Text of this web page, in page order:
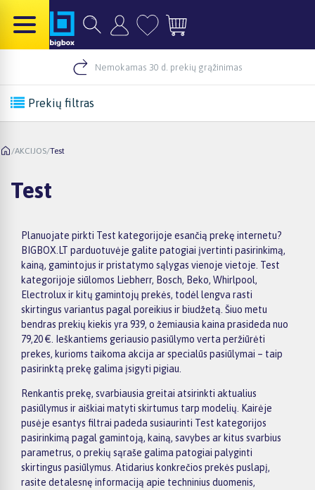
Nemokamas 30 d. prekių grąžinimas
Prekių filtras
/AKCIJOS/Test
Test
Planuojate pirkti Test kategorijoje esančią prekę internetu?
BIGBOX.LT parduotuvėje galite patogiai įvertinti pasirinkimą,
kainą, gamintojus ir pristatymo sąlygas vienoje vietoje. Test
kategorijoje siūlomos Liebherr, Bosch, Beko, Whirlpool,
Electrolux ir kitų gamintojų prekės, todėl lengva rasti
skirtingus variantus pagal poreikius ir biudžetą. Šiuo metu
bendras prekių kiekis yra 939, o žemiausia kaina prasideda nuo
79,20 €. Ieškantiems geriausio pasiūlymo verta peržiūrėti
prekes, kurioms taikoma akcija ar specialūs pasiūlymai – taip
pasirinktą prekę galima įsigyti pigiau.
Renkantis prekę, svarbiausia greitai atsirinkti aktualius
pasiūlymus ir aiškiai matyti skirtumus tarp modelių. Kairėje
pusėje esantys filtrai padeda susiaurinti Test kategorijos
pasirinkimą pagal gamintoją, kainą, savybes ar kitus svarbius
parametrus, o prekių sąraše galima patogiai palyginti
skirtingus pasiūlymus. Atidarius konkrečios prekės puslapį,
rasite detalesnę informaciją apie techninius duomenis,